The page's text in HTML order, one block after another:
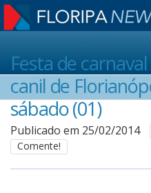
Home
Notícias
Colunistas
Festa de
canil de
sábado (01)
Publicado em 25/02/2014
Comente!